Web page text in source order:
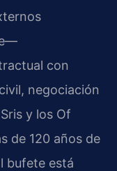
con
negociación
y los Of
de 120 años de
bufete está